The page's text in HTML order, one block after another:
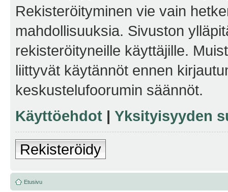
Rekisteröityminen vie vain
mahdollisuuksia. Sivuston
rekisteröityneille käyttäjille.
liittyvät käytännöt ennen
keskustelufoorumin säännöt.
Käyttöehdot | Yksityisyyden
Rekisteröidy
Etusivu